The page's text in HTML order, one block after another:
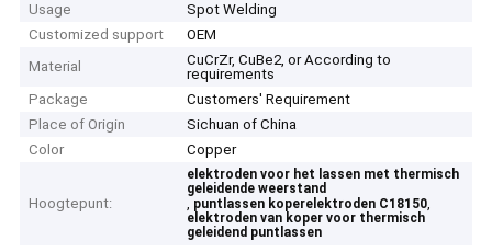
Usage
Spot Welding
Customized support
OEM
Material
CuCrZr, CuBe2, or According to
requirements
Package
Customers' Requirement
Place of Origin
Sichuan of China
Color
Copper
Hoogtepunt:
elektroden voor het lassen met thermisch
geleidende weerstand
, puntlassen koperelektroden C18150,
elektroden van koper voor thermisch
geleidend puntlassen